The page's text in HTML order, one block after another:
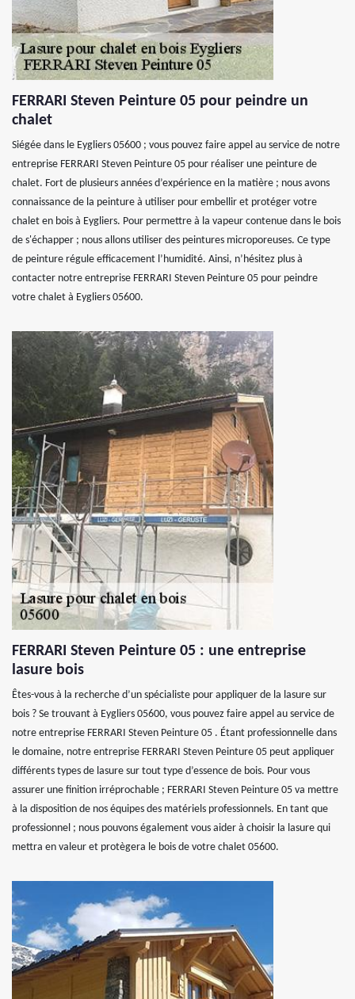
FERRARI Steven Peinture 05 pour peindre un
chalet
Siégée dans le Eygliers 05600 ; vous pouvez faire appel au service de notre
entreprise FERRARI Steven Peinture 05 pour réaliser une peinture de
chalet. Fort de plusieurs années d’expérience en la matière ; nous avons
connaissance de la peinture à utiliser pour embellir et protéger votre
chalet en bois à Eygliers. Pour permettre à la vapeur contenue dans le bois
de s'échapper ; nous allons utiliser des peintures microporeuses. Ce type
de peinture régule efficacement l’humidité. Ainsi, n’hésitez plus à
contacter notre entreprise FERRARI Steven Peinture 05 pour peindre
votre chalet à Eygliers 05600.
FERRARI Steven Peinture 05 : une entreprise
lasure bois
Êtes-vous à la recherche d’un spécialiste pour appliquer de la lasure sur
bois ? Se trouvant à Eygliers 05600, vous pouvez faire appel au service de
notre entreprise FERRARI Steven Peinture 05 . Étant professionnelle dans
le domaine, notre entreprise FERRARI Steven Peinture 05 peut appliquer
différents types de lasure sur tout type d’essence de bois. Pour vous
assurer une finition irréprochable ; FERRARI Steven Peinture 05 va mettre
à la disposition de nos équipes des matériels professionnels. En tant que
professionnel ; nous pouvons également vous aider à choisir la lasure qui
mettra en valeur et protègera le bois de votre chalet 05600.